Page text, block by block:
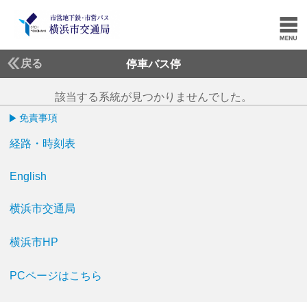
戻る 停車バス停
該当する系統が見つかりませんでした。
免責事項
経路・時刻表
English
横浜市交通局
横浜市HP
PCページはこちら